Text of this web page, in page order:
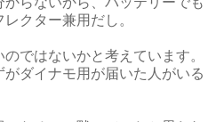
クター兼用だし。
ではないかと考えています。
ダイナモ用が届いた人がいる